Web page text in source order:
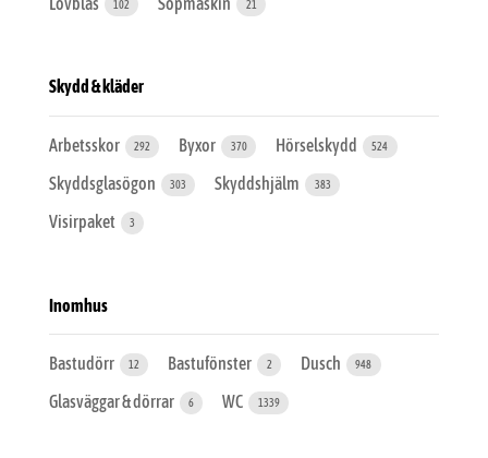
102 21
Skydd & kläder
Arbetsskor 292 Byxor 370 Hörselskydd 524
Skyddsglasögon 303 Skyddshjälm 383
Visirpaket 3
Inomhus
Bastudörr 12 Bastufönster 2 Dusch 948
Glasväggar & dörrar 6 WC 1339